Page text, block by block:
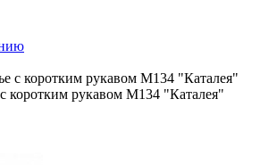
коротким рукавом М134 "Каталея"